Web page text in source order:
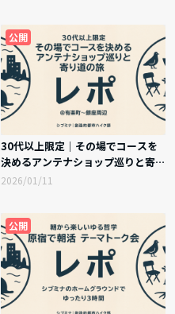
公開
30代以上限定｜その場でコースを
決めるアンテナショップ巡りと寄り
道の旅 実施レポート
2026/01/11
公開